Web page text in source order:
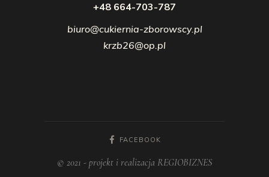
+48 664-703-787
biuro@cukiernia-zborowscy.pl
krzb26@op.pl
FACEBOOK
© 2021 - projekt i realizacja REGIOBIZNES